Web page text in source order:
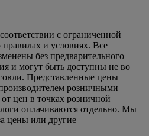
с ограниченной
и условиях. Все
без предварительного
и могут быть доступны не во
Представленные цены
розничными
цен в точках розничной
оплачиваются отдельно. Мы
цены или другие